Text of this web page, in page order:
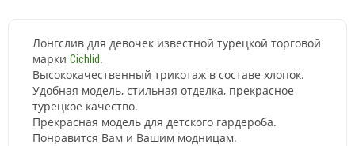
Лонгслив для девочек известной турецкой торговой
марки Cichlid.
Высококачественный трикотаж в составе хлопок.
Удобная модель, стильная отделка, прекрасное
турецкое качество.
Прекрасная модель для детского гардероба.
Понравится Вам и Вашим модницам.